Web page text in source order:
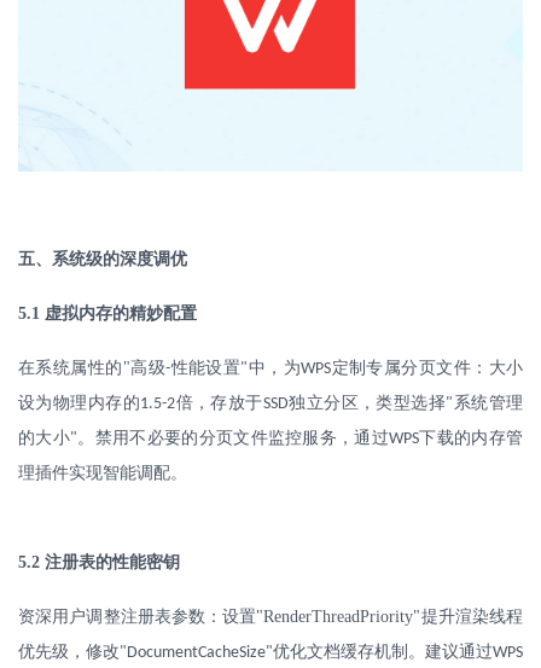
五、系统级的深度调优
5.1 虚拟内存的精妙配置
在系统属性的 "高级-性能设置"中，为WPS定制专属分页文件：大小
设为物理内存的1.5-2倍，存放于SSD独立分区，类型选择" 系统管理
的大小" 。禁用不必要的分页文件监控服务，通过WPS下载的内存管
理插件实现智能调配。
5.2 注册表的性能密钥
资深用户调整注册表参数：设置"RenderThreadPriority"提升渲染线程
优先级，修改"DocumentCacheSize"优化文档缓存机制。建议通过WPS